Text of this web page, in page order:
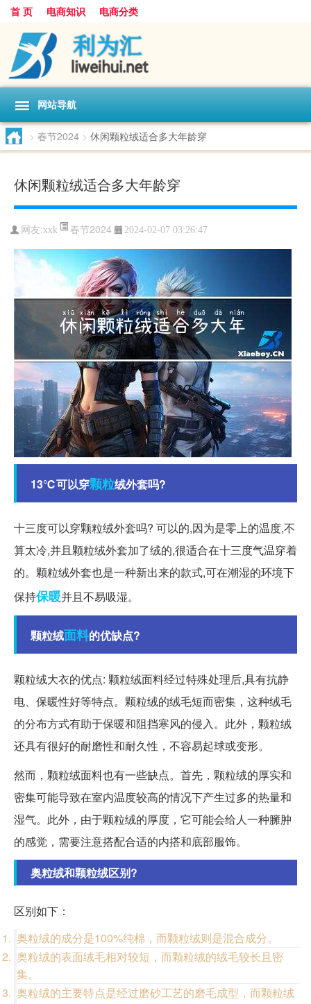
首 页 电商知识 电商分类
网站导航
> 春节2024 > 休闲颗粒绒适合多大年龄穿
休闲颗粒绒适合多大年龄穿
网友:xxk 春节2024 2024-02-07 03:26:47
13℃可以穿颗粒绒外套吗?
十三度可以穿颗粒绒外套吗? 可以的,因为是零上的温度,不
算太冷,并且颗粒绒外套加了绒的,很适合在十三度气温穿着
的。颗粒绒外套也是一种新出来的款式,可在潮湿的环境下
保持保暖并且不易吸湿。
颗粒绒面料的优缺点?
颗粒绒大衣的优点: 颗粒绒面料经过特殊处理后,具有抗静
电、保暖性好等特点。颗粒绒的绒毛短而密集，这种绒毛
的分布方式有助于保暖和阻挡寒风的侵入。此外，颗粒绒
还具有很好的耐磨性和耐久性，不容易起球或变形。
然而，颗粒绒面料也有一些缺点。首先，颗粒绒的厚实和
密集可能导致在室内温度较高的情况下产生过多的热量和
湿气。此外，由于颗粒绒的厚度，它可能会给人一种臃肿
的感觉，需要注意搭配合适的内搭和底部服饰。
奥粒绒和颗粒绒区别?
区别如下：
奥粒绒的成分是100%纯棉，而颗粒绒则是混合成分。
奥粒绒的表面绒毛相对较短，而颗粒绒的绒毛较长且密
集。
奥粒绒的主要特点是经过磨砂工艺的磨毛成型，而颗粒绒